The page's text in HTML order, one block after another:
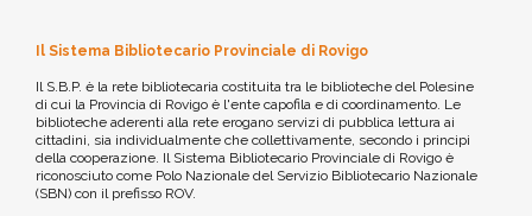
Il Sistema Bibliotecario Provinciale di Rovigo
Il S.B.P. è la rete bibliotecaria costituita tra le biblioteche del Polesine
di cui la Provincia di Rovigo è l'ente capofila e di coordinamento. Le
biblioteche aderenti alla rete erogano servizi di pubblica lettura ai
cittadini, sia individualmente che collettivamente, secondo i principi
della cooperazione. Il Sistema Bibliotecario Provinciale di Rovigo è
riconosciuto come Polo Nazionale del Servizio Bibliotecario Nazionale
(SBN) con il prefisso ROV.